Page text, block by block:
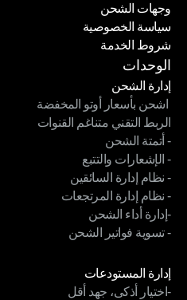
مركز المساعدة
وجهات الشحن
وجهات الشحن
سياسة الخصوصية
سياسة الخصوصية
شروط الخدمة
شروط الخدمة
الوحدات
إدارة الشحن
إدارة الشحن
اشحن بأسعار أوتو المخفضة
اشحن بأسعار أوتو المخفضة
الربط التقني متناغم القنوات
الربط التقني متناغم القنوات
- أتمتة الشحن
- أتمتة الشحن
- الإشعارات والتتبع
- الإشعارات والتتبع
- نظام إدارة السائقين
- نظام إدارة السائقين
- نظام إدارة المرتجعات
- نظام إدارة المرتجعات
-إدارة أداء الشحن
-إدارة أداء الشحن
- تسوية فواتير الشحن
إدارة المستودعات
إدارة المستودعات
-اختيار أذكى، جهد أقل